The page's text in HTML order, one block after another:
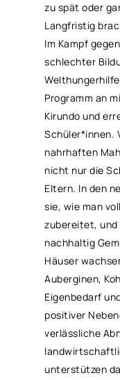
zu spät oder
Langfristig
Im Kampf
schlechter
Programm an
Kirundo und
Schüler*innen.
nahrhaften
nicht nur die
Eltern. In den
sie, wie man
zubereitet, und
nachhaltig
Häuser
Auberginen,
Eigenbedarf
positiver
verlässliche
unterstützen